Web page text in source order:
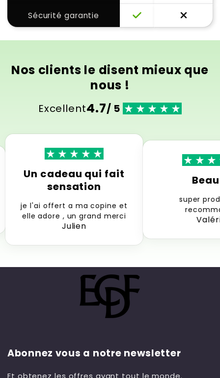
Sécurité garantie
Nos clients le disent mieux que
nous !
Excellent4.7/ 5
Un cadeau qui fait
sensation
je l'ai offert a ma copine et
elle adore , un grand merci
Julien
super
Valérie
Abonnez vous a notre newsletter
Et obtenez les offres avant tout le monde.